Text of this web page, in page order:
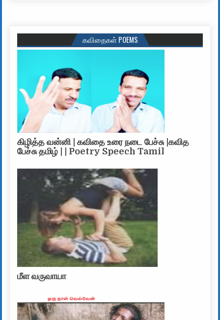
கவிதைகள் POEMS
கிழித்த வன்னி | கவிதை உரை நடை பேச்சு |கவித
பேச்சு தமிழ் | | Poetry Speech Tamil
மீள வருவாயா